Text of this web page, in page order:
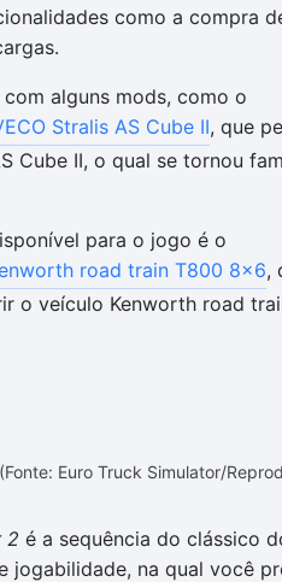
como a compra
alguns mods, como o
Stralis AS Cube II, que
Cube II, o qual se tornou
para o jogo é o
road train T800 8x6,
o veículo Kenworth road
(Fonte: Euro Truck Simulator/
2 é a sequência do clássico
jogabilidade, na qual você